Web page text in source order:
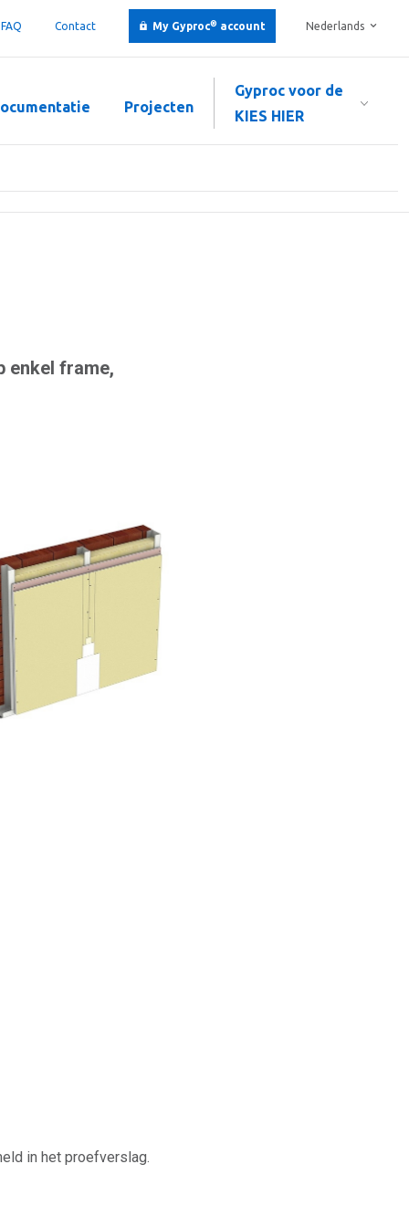
Nederlands
FAQ Contact My Gyproc® account
Gyproc voor de
KIES HIER
Projecten
enkel frame,
in het proefverslag.